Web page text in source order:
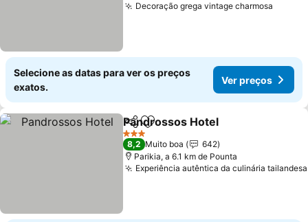
Decoração grega vintage charmosa
Selecione as datas para ver os preços
exatos.
Ver preços
PartilharAdicionar aos favoritos
Pandrossos Hotel
3 Estrelas
8,2 Muito boa
642
Parikia, a 6.1 km de Pounta
Experiência autêntica da culinária tailandesa